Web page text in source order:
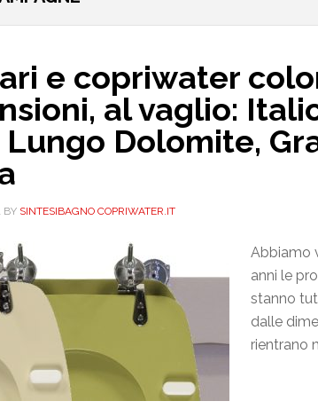
e copriwater
al vaglio:
Dolomite,
SINTESIBAGNO COPRIWATER.IT
Abbiamo
anni le
stanno
dalle
rientrano